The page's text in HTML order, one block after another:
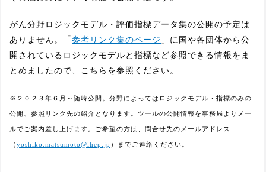
がん分野ロジックモデル・評価指標データ集の公開の予定は
ありません。「 参考リンク集のページ 」に国や各団体から公
開されているロジックモデルと指標など参照できる情報をま
とめましたので、こちらを参照ください。
※２０２３年６月～随時公開。分野によってはロジックモデル・指標のみの
公開、参照リンク先の紹介となります。ツールの公開情報を事務局よりメー
ルでご案内差し上げます。ご希望の方は、問合せ先のメールアドレス
（yoshiko.matsumoto@ihep.jp ）までご連絡ください。